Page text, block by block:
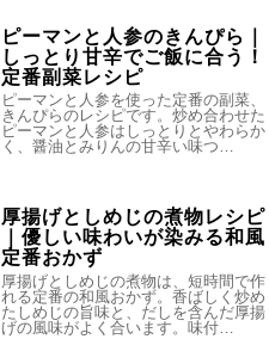
ピーマンと人参のきんぴら｜
しっとり甘辛でご飯に合う！
定番副菜レシピ
ピーマンと人参を使った定番の副菜、
きんぴらのレシピです。炒め合わせた
ピーマンと人参はしっとりとやわらか
く、醤油とみりんの甘辛い味つ…
厚揚げとしめじの煮物レシピ
｜優しい味わいが染みる和風
定番おかず
厚揚げとしめじの煮物は、短時間で作
れる定番の和風おかず。香ばしく炒め
たしめじの旨味と、だしを含んだ厚揚
げの風味がよく合います。味付…